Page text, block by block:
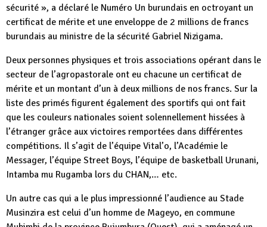
sécurité », a déclaré le Numéro Un burundais en octroyant un
certificat de mérite et une enveloppe de 2 millions de francs
burundais au ministre de la sécurité Gabriel Nizigama.
Deux personnes physiques et trois associations opérant dans le
secteur de l’agropastorale ont eu chacune un certificat de
mérite et un montant d’un à deux millions de nos francs. Sur la
liste des primés figurent également des sportifs qui ont fait
que les couleurs nationales soient solennellement hissées à
l’étranger grâce aux victoires remportées dans différentes
compétitions. Il s’agit de l’équipe Vital’o, l’Académie le
Messager, l’équipe Street Boys, l’équipe de basketball Urunani,
Intamba mu Rugamba lors du CHAN,… etc.
Un autre cas qui a le plus impressionné l’audience au Stade
Musinzira est celui d’un homme de Mageyo, en commune